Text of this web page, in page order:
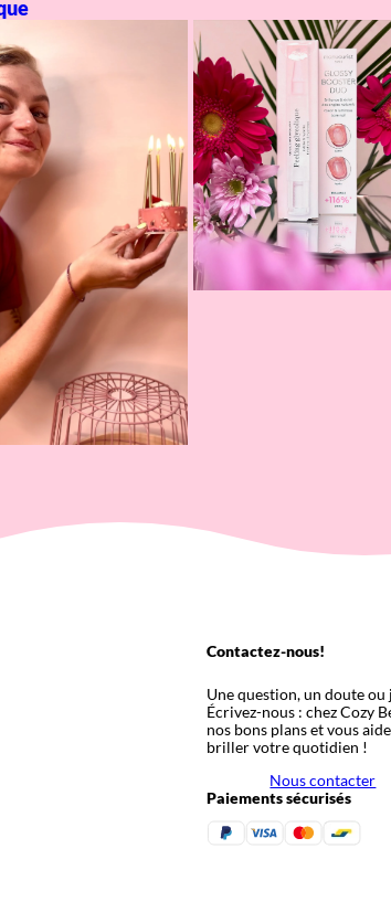
Contactez-nous!
Une question, un doute ou
Écrivez-nous : chez Cozy
nos bons plans et vous
briller votre quotidien !
Nous contacter
Paiements sécurisés